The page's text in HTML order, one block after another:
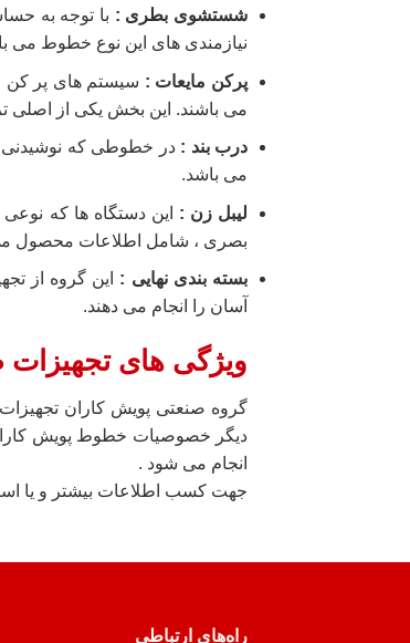
شستشوی بطری : با توجه به
نیازمندی های این نوع خطوط می
پرکن مایعات : سیستم های پر کن
می باشند. این بخش یکی از اصلی
درب بند :در خطوطی که نوشیدنی
می باشد.
لیبل زن :
این دستگاه ها که
بصری ، شامل اطلاعات محصول
بسته بندی نهایی :
این گروه از
آسان را انجام می دهند.
ویژگی های تجهیزات
گروه صنعتی پویش کاران تجهیزات
دیگر خصوصیات خطوط پویش
انجام می شود .
جهت کسب اطلاعات بیشتر و یا
راه‌های ارتباطی